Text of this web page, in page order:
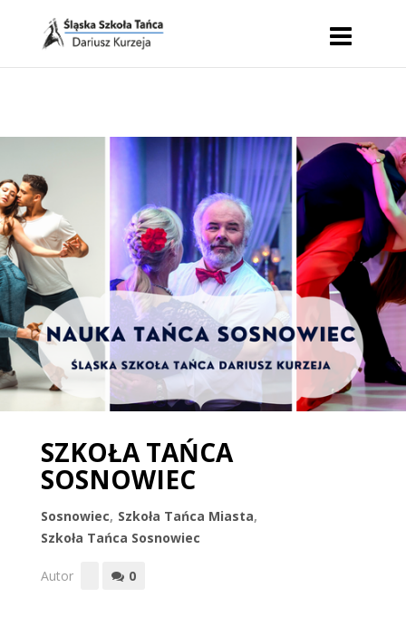
SZKOŁA TAŃCA
SOSNOWIEC
Sosnowiec, Szkoła Tańca Miasta,
Szkoła Tańca Sosnowiec
Autor 0